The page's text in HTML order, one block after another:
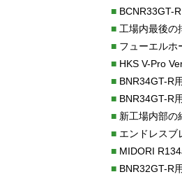
■BCNR33GT-R エ
■工場内最後の
■フューエルホ
■HKS V-Pro
■BNR34GT-R用
■BNR34GT-R用エア
■新工場内部の
■エンドレスブレー
■MIDORI R134aエ
■BNR32GT-R用フュ